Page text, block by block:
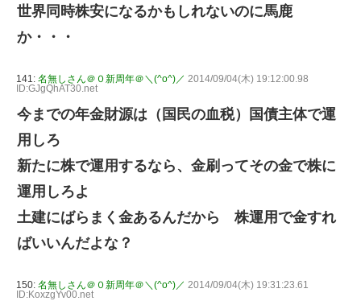
世界同時株安になるかもしれないのに馬鹿
か・・・
141: 名無しさん＠０新周年＠＼(^o^)／ 2014/09/04(木) 19:12:00.98
ID:GJgQhAT30.net
今までの年金財源は（国民の血税）国債主体で運
用しろ
新たに株で運用するなら、金刷ってその金で株に
運用しろよ
土建にばらまく金あるんだから 株運用で金すれ
ばいいんだよな？
150: 名無しさん＠０新周年＠＼(^o^)／ 2014/09/04(木) 19:31:23.61
ID:KoxzgYv00.net